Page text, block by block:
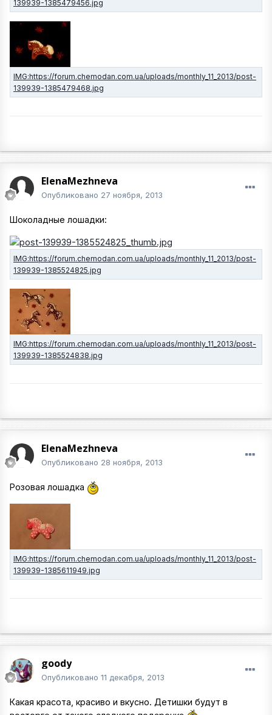
ElenaMezhneva
Опубликовано 27 ноября, 2013
Шоколадные лошадки:
ElenaMezhneva
Опубликовано 28 ноября, 2013
Розовая лошадка
goody
Опубликовано 11 декабря, 2013
Какая красота, красиво и вкусно. Детишки будут в